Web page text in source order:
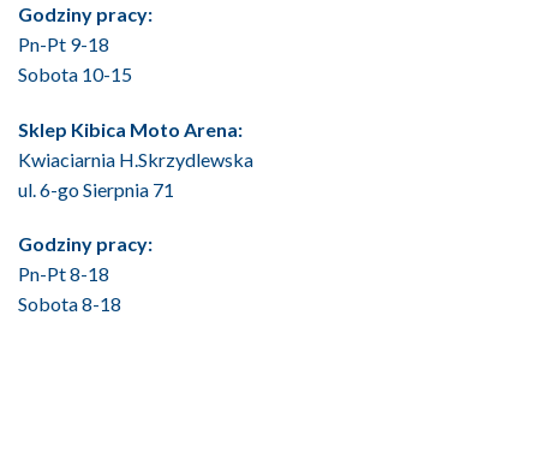
Godziny pracy:
Pn-Pt 9-18
Sobota 10-15
Sklep Kibica Moto Arena:
Kwiaciarnia H.Skrzydlewska
ul. 6-go Sierpnia 71
Godziny pracy:
Pn-Pt 8-18
Sobota 8-18